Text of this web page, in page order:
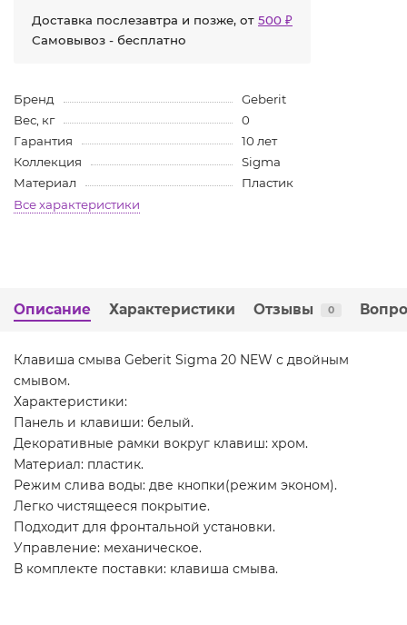
Доставка послезавтра и позже, от 500 ₽
Самовывоз - бесплатно
Бренд
Geberit
Вес, кг
0
Гарантия
10 лет
Коллекция
Sigma
Материал
Пластик
Все характеристики
Описание Характеристики Отзывы 0
Клавиша смыва Geberit Sigma 20 NEW с двойным
смывом.
Характеристики:
Панель и клавиши: белый.
Декоративные рамки вокруг клавиш: хром.
Материал: пластик.
Режим слива воды: две кнопки(режим эконом).
Легко чистящееся покрытие.
Подходит для фронтальной установки.
Управление: механическое.
В комплекте поставки: клавиша смыва.